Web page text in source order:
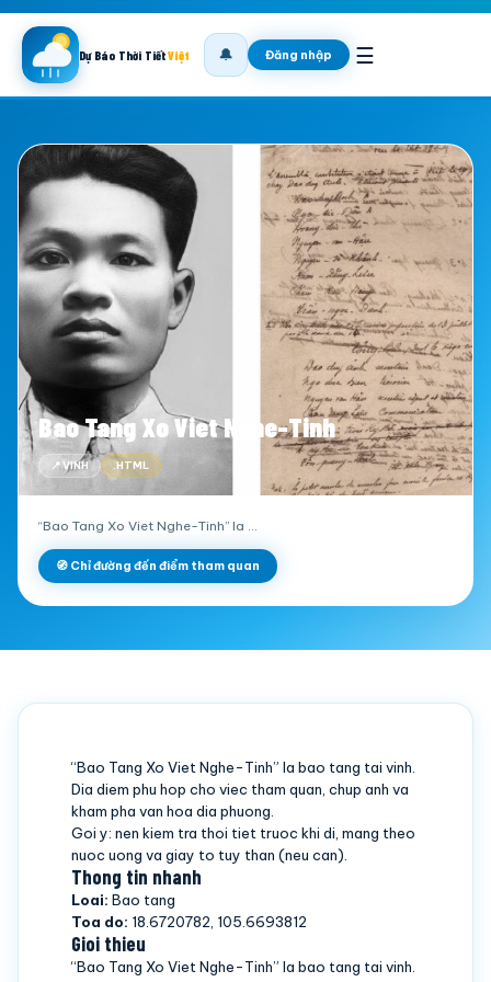
Dự Báo Thời TiếtViệt 🔔 Đăng nhập ☰
Bao Tang Xo Viet Nghe-Tinh
📍 VINH .HTML
“Bao Tang Xo Viet Nghe-Tinh” la …
🧭 Chỉ đường đến điểm tham quan
“Bao Tang Xo Viet Nghe-Tinh” la bao tang tai vinh.
Dia diem phu hop cho viec tham quan, chup anh va
kham pha van hoa dia phuong.
Goi y: nen kiem tra thoi tiet truoc khi di, mang theo
nuoc uong va giay to tuy than (neu can).
Thong tin nhanh
Loai: Bao tang
Toa do: 18.6720782, 105.6693812
Gioi thieu
“Bao Tang Xo Viet Nghe-Tinh” la bao tang tai vinh.